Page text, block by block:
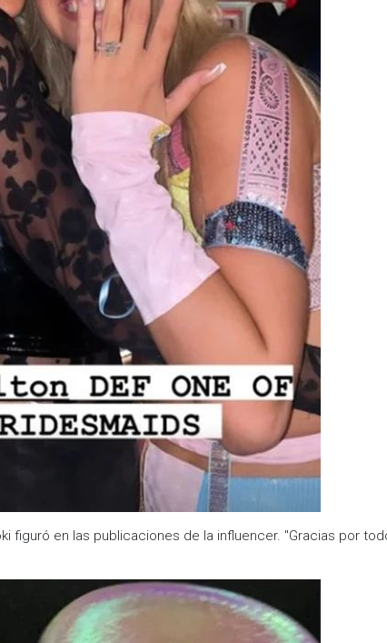
figuró en las publicaciones de la influencer. "Gracias por